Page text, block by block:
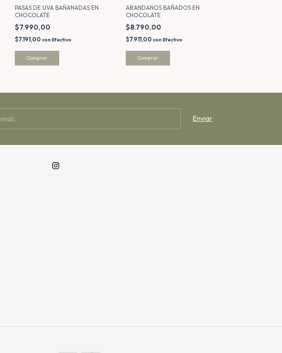
PASAS DE UVA BAÑANADAS EN
CHOCOLATE
$7.990,00
$7.191,00 con Efectivo
Comprar
ARANDANOS BAÑADOS EN
CHOCOLATE
$8.790,00
$7.911,00 con Efectivo
Comprar